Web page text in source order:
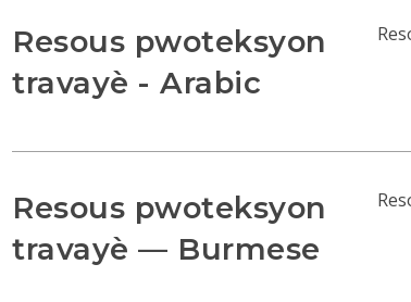
Resous pwoteksyon
travayè - Arabic
Resous pwoteksyon
travayè — Burmese